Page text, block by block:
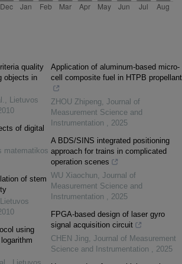
quality
objects in
, Lietuvos
of digital
matematikos
of stem
Lietuvos
using
Application of aluminum-based micro-
cell composite fuel in HTPB propellant
ZHOU Zhipeng, Journal of
Measurement Science and
Instrumentation , 2025
A BDS/SINS integrated positioning
approach for trains in complicated
operation scenes
WU Xiaochun, Journal of
Measurement Science and
Instrumentation , 2025
FPGA-based design of laser gyro
signal acquisition circuit
CHEN Jing, Journal of Measurement
Science and Instrumentation , 2025